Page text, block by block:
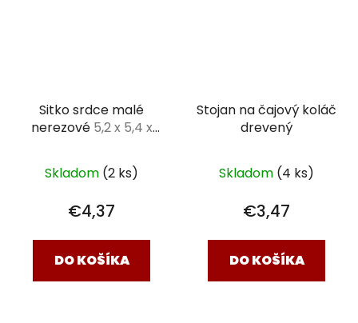
Sitko srdce malé
nerezové 5,2 x 5,4 x
Skladom (2 ks)
€4,37
DO KOŠÍKA
Stojan na čajový koláč
drevený
Skladom (4 ks)
€3,47
DO KOŠÍKA